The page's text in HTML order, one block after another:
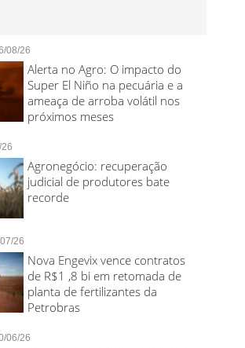
08/26
Alerta no Agro: O impacto do
Super El Niño na pecuária e a
ameaça de arroba volátil nos
próximos meses
Agronegócio: recuperação
judicial de produtores bate
recorde
26
Nova Engevix vence contratos
de R$1 ,8 bi em retomada de
planta de fertilizantes da
Petrobras
06/26